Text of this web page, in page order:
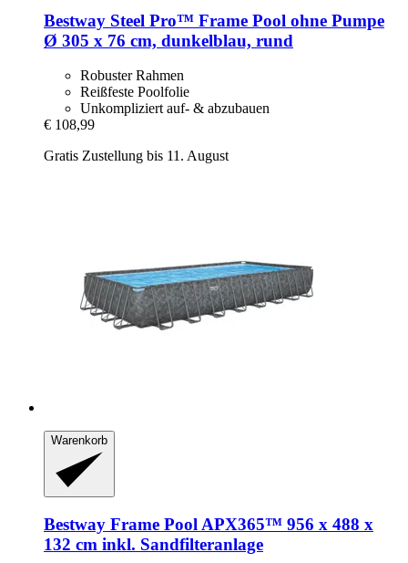
Bestway Steel Pro™ Frame Pool ohne Pumpe
Ø 305 x 76 cm, dunkelblau, rund
Robuster Rahmen
Reißfeste Poolfolie
Unkompliziert auf- & abzubauen
€ 108,99
Gratis Zustellung bis 11. August
Warenkorb
Bestway Frame Pool APX365™ 956 x 488 x
132 cm inkl. Sandfilteranlage